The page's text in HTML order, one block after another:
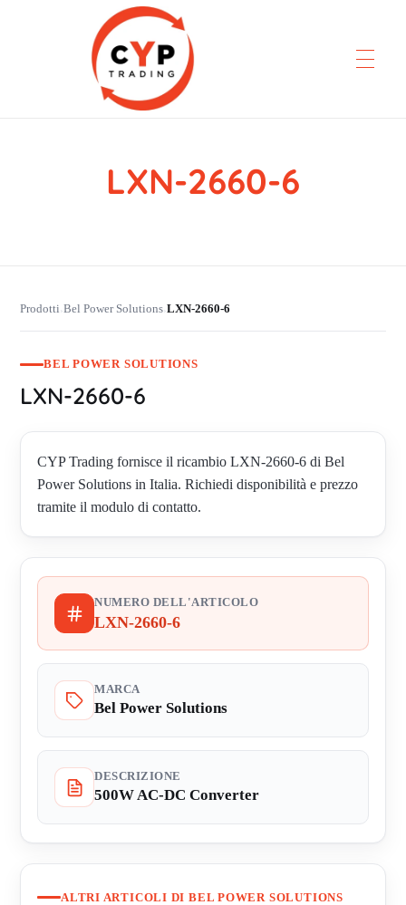
CYP Trading
Professionelle ErsatzteilbeschaffungLXN-2660-6
Prodotti›Bel Power Solutions›LXN-2660-6
BEL POWER SOLUTIONS
LXN-2660-6
CYP Trading fornisce il ricambio LXN-2660-6 di Bel
Power Solutions in Italia. Richiedi disponibilità e prezzo
tramite il modulo di contatto.
NUMERO DELL'ARTICOLO
LXN-2660-6
MARCA
Bel Power Solutions
DESCRIZIONE
500W AC-DC Converter
ALTRI ARTICOLI DI BEL POWER SOLUTIONS